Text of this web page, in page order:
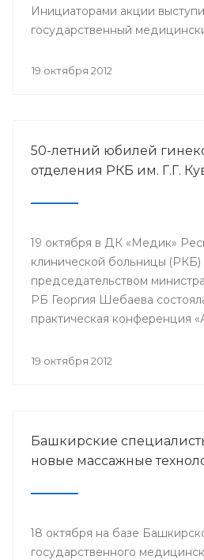
Инициаторами акции
государственный
переливания крови,
19 октября 2012
50-летний юбилей
отделения РКБ им. Г.Г.
19 октября в ДК «Медик»
клинической больницы (РКБ)
председательством
РБ Георгия Шебаева
практическая конференция
летнему юбилею
19 октября 2012
Башкирские
новые массажные
18 октября на базе
государственного